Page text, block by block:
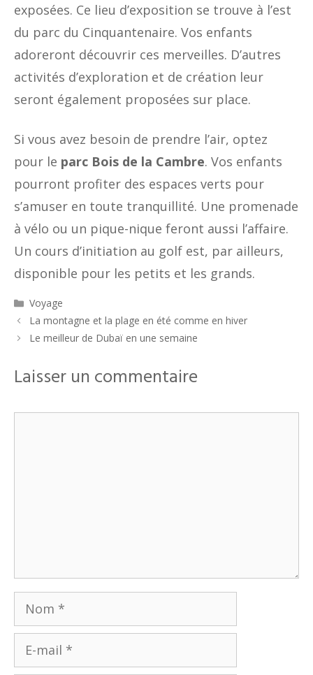
exposées. Ce lieu d’exposition se trouve à l’est
du parc du Cinquantenaire. Vos enfants
adoreront découvrir ces merveilles. D’autres
activités d’exploration et de création leur
seront également proposées sur place.
Si vous avez besoin de prendre l’air, optez
pour le parc Bois de la Cambre. Vos enfants
pourront profiter des espaces verts pour
s’amuser en toute tranquillité. Une promenade
à vélo ou un pique-nique feront aussi l’affaire.
Un cours d’initiation au golf est, par ailleurs,
disponible pour les petits et les grands.
Catégories
Voyage
La montagne et la plage en été comme en hiver
Le meilleur de Dubaï en une semaine
Laisser un commentaire
Nom
mail